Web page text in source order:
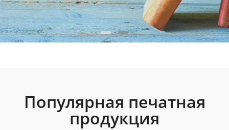
Популярная печатная
продукция